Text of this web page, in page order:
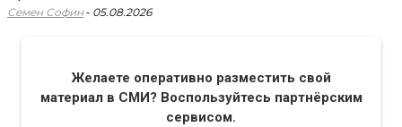
Семен Софин - 05.08.2026
Желаете оперативно разместить свой
материал в СМИ? Воспользуйтесь партнёрским
сервисом.